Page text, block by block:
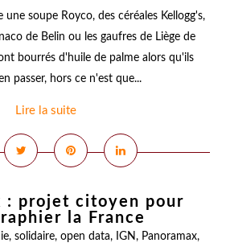
soupe Royco, des céréales Kellogg's,
de Belin ou les gaufres de Liège de
bourrés d'huile de palme alors qu'ils
passer, hors ce n'est que...
Lire la suite
: projet citoyen pour
la France
, solidaire, open data, IGN, Panoramax,